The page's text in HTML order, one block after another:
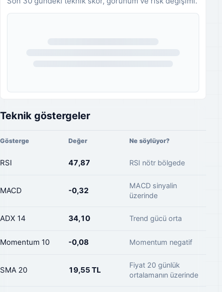
Teknik göstergeler
Gösterge Değer Ne söylüyor?
RSI 47,87 RSI nötr bölgede
MACD -0,32
MACD sinyalin
üzerinde
ADX 14 34,10 Trend gücü orta
Momentum 10 -0,08 Momentum negatif
SMA 20 19,55 TL
Fiyat 20 günlük
ortalamanın üzerinde